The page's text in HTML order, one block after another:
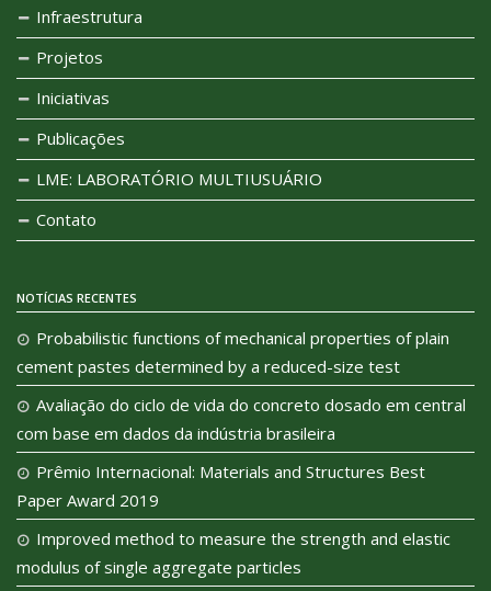
Infraestrutura
Projetos
Iniciativas
Publicações
LME: LABORATÓRIO MULTIUSUÁRIO
Contato
NOTÍCIAS RECENTES
Probabilistic functions of mechanical properties of plain
cement pastes determined by a reduced-size test
Avaliação do ciclo de vida do concreto dosado em central
com base em dados da indústria brasileira
Prêmio Internacional: Materials and Structures Best
Paper Award 2019
Improved method to measure the strength and elastic
modulus of single aggregate particles